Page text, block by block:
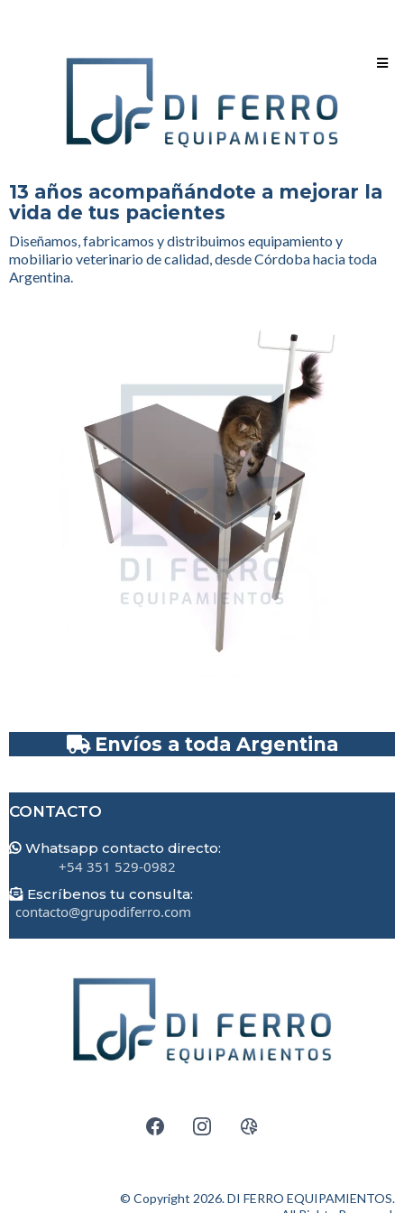
13 años acompañándote a mejorar la
vida de tus pacientes
Diseñamos, fabricamos y distribuimos equipamiento y
mobiliario veterinario de calidad, desde Córdoba hacia toda
Argentina.
Envíos a toda Argentina
CONTACTO
Whatsapp contacto directo:
+54 351 529-0982
Escríbenos tu consulta:
contacto@grupodiferro.com
© Copyright 2026. DI FERRO EQUIPAMIENTOS.